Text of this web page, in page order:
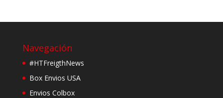
Navegación
#HTFreigthNews
Box Envios USA
Envios Colbox